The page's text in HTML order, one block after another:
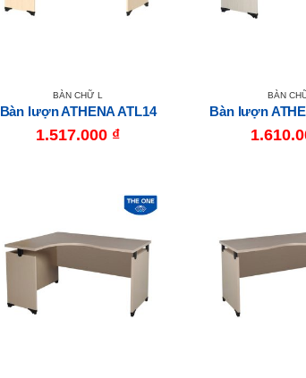
BÀN CHỮ L
Bàn lượn ATHENA ATL14
1.517.000 ₫
BÀN
Bàn lượn